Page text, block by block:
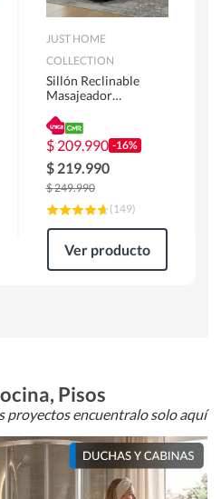
JUST HOME
COLLECTION
Sillón Reclinable
Masajeador
Atlanta 91x101x94
cm Negro
$ 209.990 -16%
$ 219.990
$249.990
(149)
Ver producto
Pisos
proyectos encuentralo solo aquí